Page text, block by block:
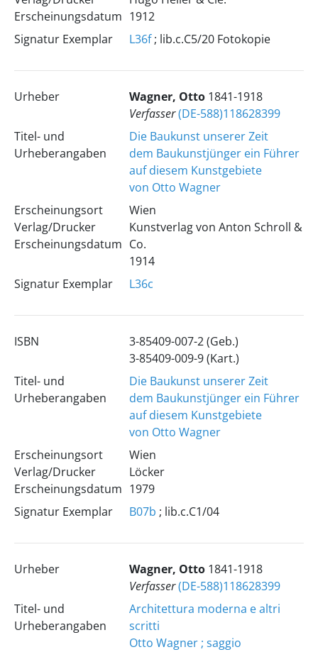
Erscheinungsdatum 1912
Signatur Exemplar
L36f; lib.c.C5/20 Fotokopie
Urheber Wagner, Otto 1841-1918
Verfasser(DE-588)118628399
Titel- und
Urheberangaben
Die Baukunst unserer Zeit
dem Baukunstjünger ein Führer
auf diesem Kunstgebiete
von Otto Wagner
Erscheinungsort
Verlag/Drucker
Erscheinungsdatum
Wien
Kunstverlag von Anton Schroll &
Co.
1914
Signatur Exemplar
L36c
ISBN
3-85409-007-2 (Geb.)
3-85409-009-9 (Kart.)
Titel- und
Urheberangaben
Die Baukunst unserer Zeit
dem Baukunstjünger ein Führer
auf diesem Kunstgebiete
von Otto Wagner
Erscheinungsort
Verlag/Drucker
Erscheinungsdatum
Wien
Löcker
1979
Signatur Exemplar
B07b ; lib.c.C1/04
Urheber Wagner, Otto 1841-1918
Verfasser(DE-588)118628399
Titel- und
Urheberangaben
Architettura moderna e altri
scritti
Otto Wagner ; saggio